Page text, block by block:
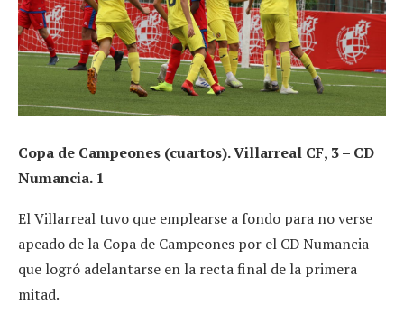
Copa de Campeones (cuartos). Villarreal CF, 3 – CD
Numancia. 1
El Villarreal tuvo que emplearse a fondo para no verse
apeado de la Copa de Campeones por el CD Numancia
que logró adelantarse en la recta final de la primera
mitad.